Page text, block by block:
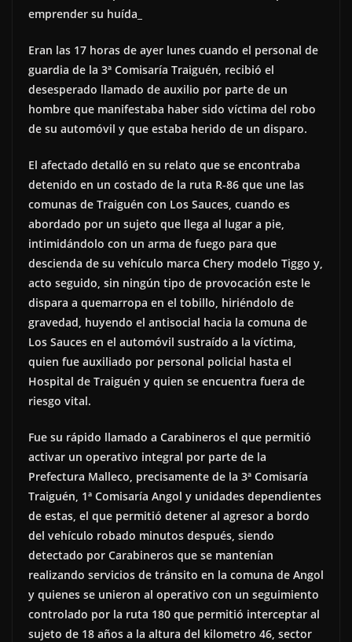
emprender su huída_
Eran las 17 horas de ayer lunes cuando el personal de
guardia de la 3ª Comisaría Traiguén, recibió el
desesperado llamado de auxilio por parte de un
hombre que manifestaba haber sido víctima del robo
de su automóvil y que estaba herido de un disparo.
El afectado detalló en su relato que se encontraba
detenido en un costado de la ruta R-86 que une las
comunas de Traiguén con Los Sauces, cuando es
abordado por un sujeto que llega al lugar a pie,
intimidándolo con un arma de fuego para que
descienda de su vehículo marca Chery modelo Tiggo y,
acto seguido, sin ningún tipo de provocación este le
dispara a quemarropa en el tobillo, hiriéndolo de
gravedad, huyendo el antisocial hacia la comuna de
Los Sauces en el automóvil sustraído a la víctima,
quien fue auxiliado por personal policial hasta el
Hospital de Traiguén y quien se encuentra fuera de
riesgo vital.
Fue su rápido llamado a Carabineros el que permitió
activar un operativo integral por parte de la
Prefectura Malleco, precisamente de la 3ª Comisaría
Traiguén, 1ª Comisaría Angol y unidades dependientes
de estas, el que permitió detener al agresor a bordo
del vehículo robado minutos después, siendo
detectado por Carabineros que se mantenían
realizando servicios de tránsito en la comuna de Angol
y quienes se unieron al operativo con un seguimiento
controlado por la ruta 180 que permitió interceptar al
sujeto de 18 años a la altura del kilometro 46, sector